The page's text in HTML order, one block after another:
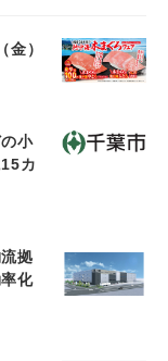
金）
小
カ
拠
化